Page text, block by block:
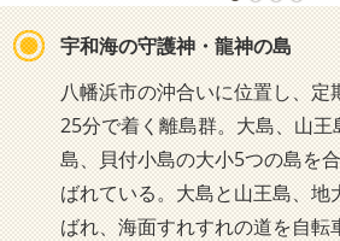
宇和海の守護神・龍神の島
八幡浜市の沖合いに位置し、定
25分で着く離島群。大島、山
島、貝付小島の大小5つの島を
ばれている。大島と山王島、地
ばれ、海面すれすれの道を自転